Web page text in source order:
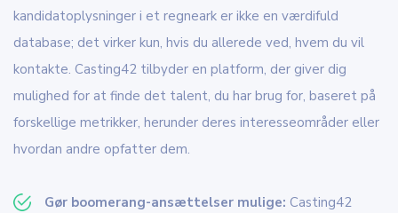
kandidatoplysninger i et regneark er ikke en værdifuld
database; det virker kun, hvis du allerede ved, hvem du vil
kontakte. Casting42 tilbyder en platform, der giver dig
mulighed for at finde det talent, du har brug for, baseret på
forskellige metrikker, herunder deres interesseområder eller
hvordan andre opfatter dem.
Gør boomerang-ansættelser mulige: Casting42